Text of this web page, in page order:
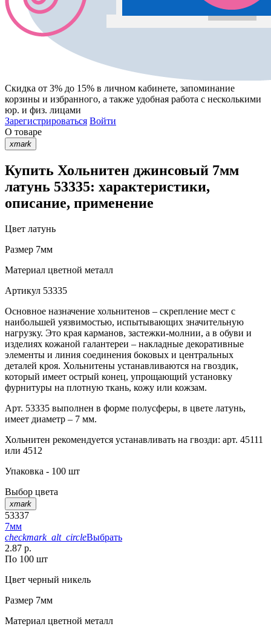
Скидка от 3% до 15% в личном кабинете, запоминание
корзины и избранного, а также удобная работа с несколькими
юр. и физ. лицами
Зарегистрироваться Войти
О товаре
xmark
Купить Хольнитен джинсовый 7мм
латунь 53335: характеристики,
описание, применение
Цвет латунь
Размер 7мм
Материал цветной металл
Артикул 53335
Основное назначение хольнитенов – скрепление мест с
наибольшей уязвимостью, испытывающих значительную
нагрузку. Это края карманов, застежки-молнии, а в обуви и
изделиях кожаной галантереи – накладные декоративные
элементы и линия соединения боковых и центральных
деталей кроя. Хольнитены устанавливаются на гвоздик,
который имеет острый конец, упрощающий установку
фурнитуры на плотную ткань, кожу или кожзам.
Арт. 53335 выполнен в форме полусферы, в цвете латунь,
имеет диаметр – 7 мм.
Хольнитен рекомендуется устанавливать на гвозди: арт. 45111
или 4512
Упаковка - 100 шт
Выбор цвета
xmark
53337
7мм
checkmark_alt_circleВыбрать
2.87 р.
По 100 шт
Цвет черный никель
Размер 7мм
Материал цветной металл